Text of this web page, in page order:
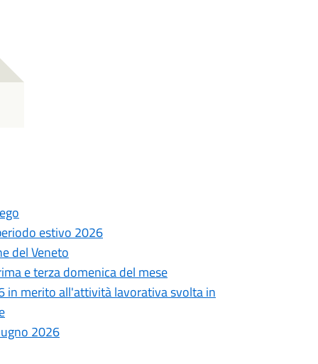
estivo 2026
del Veneto
e terza domenica del mese
in merito all'attività lavorativa svolta in
2026